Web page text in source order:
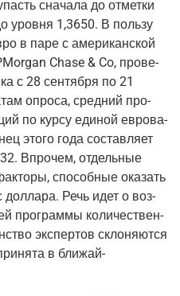
сна­ча­ла до отмет­ки
уров­ня 1,3650. В поль­зу
в паре с аме­ри­кан­ской
Chase & Co, про­ве­
с 28 сен­тяб­ря по 21
опро­са, сред­ний про­
по кур­су еди­ной евро­ва­
это­го года состав­ля­ет
Впро­чем, отдель­ные
спо­соб­ные ока­зать
дол­ла­ра. Речь идет о воз­
про­грам­мы коли­че­ствен­
экс­пер­тов скло­ня­ют­ся
в бли­жай­